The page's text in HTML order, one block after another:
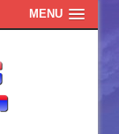
MENU